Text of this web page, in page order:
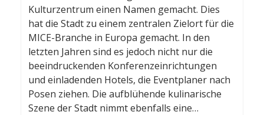
Kulturzentrum einen Namen gemacht. Dies
hat die Stadt zu einem zentralen Zielort für die
MICE-Branche in Europa gemacht. In den
letzten Jahren sind es jedoch nicht nur die
beeindruckenden Konferenzeinrichtungen
und einladenden Hotels, die Eventplaner nach
Posen ziehen. Die aufblühende kulinarische
Szene der Stadt nimmt ebenfalls eine…